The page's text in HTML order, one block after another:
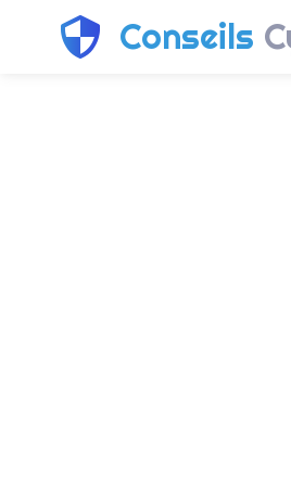
Conseils